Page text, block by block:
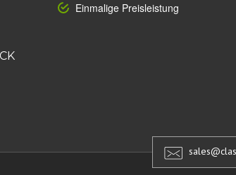
Einmalige Preisleistung